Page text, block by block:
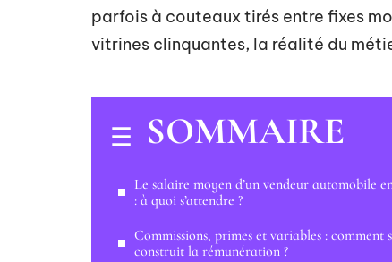
parfois à couteaux tirés entre fixes
vitrines clinquantes, la réalité du
SOMMAIRE
Le salaire moyen d’un vendeur automobile
: à quoi s’attendre ?
Commissions, primes et variables : comment
construit la rémunération ?